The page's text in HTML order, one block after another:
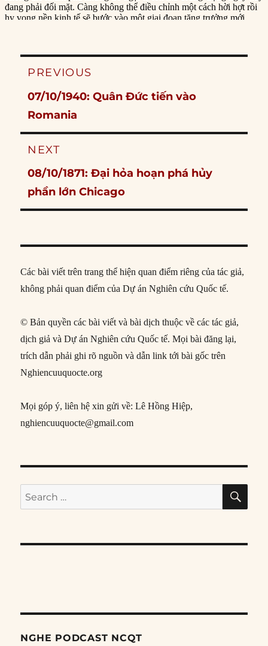
Post
PREVIOUS
Previous
post:
07/10/1940: Quân Đức tiến vào
Romania
NEXT
Next
post:
08/10/1871: Đại hỏa hoạn phá hủy
phần lớn Chicago
Các bài viết trên trang thể hiện quan điểm riêng của tác giả,
không phải quan điểm của Dự án Nghiên cứu Quốc tế.
© Bản quyền các bài viết và bài dịch thuộc về các tác giả,
dịch giả và Dự án Nghiên cứu Quốc tế. Mọi bài đăng lại,
trích dẫn phải ghi rõ nguồn và dẫn link tới bài gốc trên
Nghiencuuquocte.org
Mọi góp ý, liên hệ xin gửi về: Lê Hồng Hiệp,
nghiencuuquocte@gmail.com
Search
for:
NGHE PODCAST NCQT